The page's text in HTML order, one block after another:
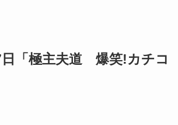
日「極主夫道 爆笑!カチコ